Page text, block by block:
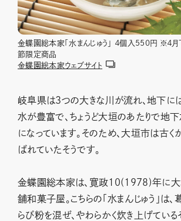
金蝶園総本家「水まんじゅう」 ４個入550円 ※４
節限定商品
金蝶園総本家ウェブサイト
岐阜県は３つの大きな川が流れ、地下に
水が豊富で、ちょうど大垣のあたりで地
になっています。そのため、大垣市は古く
ばれていたそうです。
金蝶園総本家は、寛政10(1978)年に大
舗和菓子屋。こちらの「水まんじゅう」は
らび粉を混ぜ、やわらかく炊き上げているそ